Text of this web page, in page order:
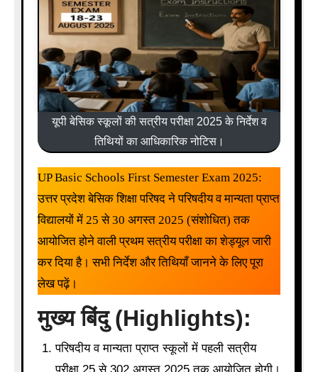
यूपी बेसिक स्कूलों की सत्रीय परीक्षा 2025 के निर्देश व
तिथियों का आधिकारिक नोटिस।
UP Basic Schools First Semester Exam 2025:
उत्तर प्रदेश बेसिक शिक्षा परिषद ने परिषदीय व मान्यता प्राप्त
विद्यालयों में 25 से 30 अगस्त 2025 (संशोधित) तक
आयोजित होने वाली प्रथम सत्रीय परीक्षा का शेड्यूल जारी
कर दिया है। सभी निर्देश और तिथियाँ जानने के लिए पूरा
लेख पढ़ें।
मुख्य बिंदु (Highlights):
परिषदीय व मान्यता प्राप्त स्कूलों में पहली सत्रीय
परीक्षा 25 से 302 अगस्त 2025 तक आयोजित होगी।